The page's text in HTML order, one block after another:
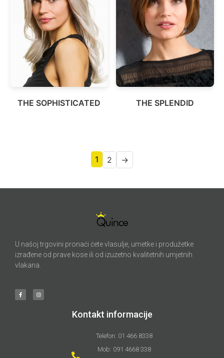
THE SOPHISTICATED THE SPLENDID
1 2 →
U našoj trgovini pronaći ćete vlasulje, umetke i produžetke
izrađene od prave kose ili od izuzetno kvalitetnih umjetnih
vlakana.
Kontakt informacije
Telefon: 01 466 8338
Mob: 091 4668 338